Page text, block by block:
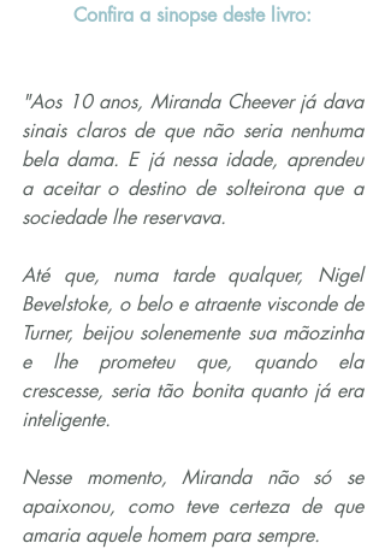
Confira a sinopse deste livro:
"Aos 10 anos, Miranda Cheever já dava
sinais claros de que não seria nenhuma
bela dama. E já nessa idade, aprendeu
a aceitar o destino de solteirona que a
sociedade lhe reservava.
Até que, numa tarde qualquer, Nigel
Bevelstoke, o belo e atraente visconde de
Turner, beijou solenemente sua mãozinha
e lhe prometeu que, quando ela
crescesse, seria tão bonita quanto já era
inteligente.
Nesse momento, Miranda não só se
apaixonou, como teve certeza de que
amaria aquele homem para sempre.